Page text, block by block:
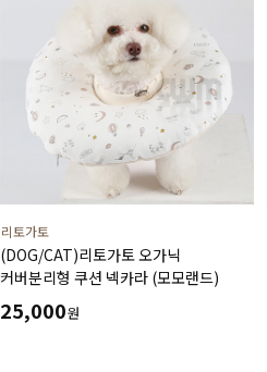
리토가토
(DOG/CAT)리토가토 오가닉
커버분리형 쿠션 넥카라 (모모랜드)
25,000원